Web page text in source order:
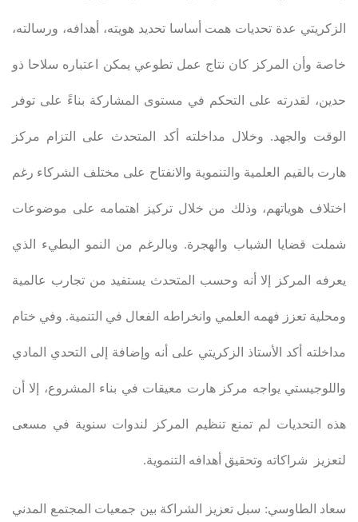
الزكريتي عدة تحديات همت أساسا تحديد هويته، أهدافه، ورسالته،
خاصة وأن المركز كان نتاج عمل تطوعي يمكن اعتباره سلاحا ذو
حدين، لقدرته على التحكم في مستوى المشاركة بناءً على توفر
الوقت والجهد. وخلال مداخلته أكد المتحدث على التزام مركز
هارت بالقيم العلمية والتنموية والانفتاح على مختلف الشركاء رغم
اختلاف هوياتهم، وذلك من خلال تركيز اهتمامه على موضوعات
شملت قضايا الشباب والهجرة. وبالرغم من النمو البطيء الذي
يعرفه المركز إلا أنه وحسب المتحدث يستفيد من تجارب عالمية
ومحلية تعزز فهمه العلمي وانخراطه الفعال في التنمية. وفي ختام
مداخلته أكد الأستاذ الزكريتي على أنه وإضافة إلى التحدي المادي
واللوجيستي يواجه مركز هارت معيقات في بناء المشروع، إلا أن
هذه التحديات لم تمنع تنظيم المركز لندوات سنوية في مسعى
لتعزيز شراكاته وتحقيق أهدافه التنموية.
سعاد الطاوسي: سبل تعزيز الشراكة بين جمعيات المجتمع المدني